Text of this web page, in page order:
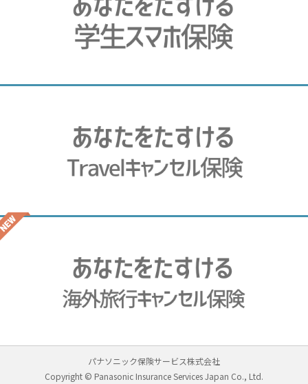
パナソニック保険サービス株式会社
Copyright © Panasonic Insurance Services Japan Co., Ltd.